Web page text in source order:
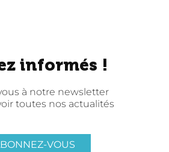
informés !
à notre newsletter
toutes nos actualités
VOUS